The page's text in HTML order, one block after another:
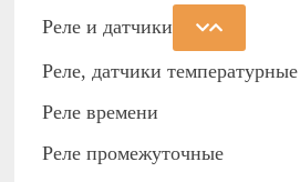
Реле и датчики
Реле, датчики температурные
Реле времени
Реле промежуточные